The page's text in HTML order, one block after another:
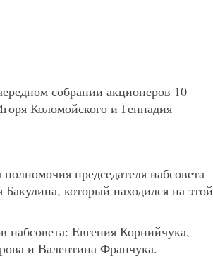
собрании акционеров 10
Коломойского и Геннадия
председателя набсовета
который находился на этой
Евгения Корнийчука,
и Валентина Франчука.